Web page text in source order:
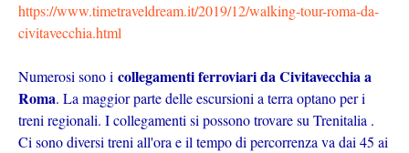
https://www.timetraveldream.it/2019/12/walking-tour-roma-da-
civitavecchia.html
Numerosi sono i collegamenti ferroviari da Civitavecchia a
Roma. La maggior parte delle escursioni a terra optano per i
treni regionali. I collegamenti si possono trovare su Trenitalia .
Ci sono diversi treni all'ora e il tempo di percorrenza va dai 45 ai